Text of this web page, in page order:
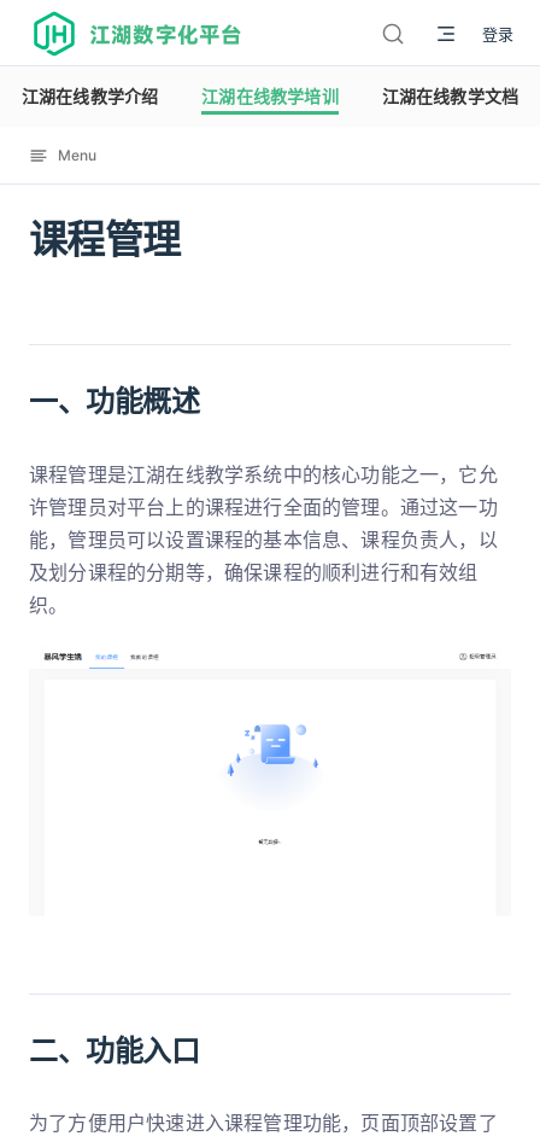
江湖数字化平台 登录
江湖在线教学介绍 江湖在线教学培训 江湖在线教学文档
Menu
课程管理
12122
一、功能概述
课程管理是江湖在线教学系统中的核心功能之一，它允
许管理员对平台上的课程进行全面的管理。通过这一功
能，管理员可以设置课程的基本信息、课程负责人，以
及划分课程的分期等，确保课程的顺利进行和有效组
织。
二、功能入口
为了方便用户快速进入课程管理功能，页面顶部设置了